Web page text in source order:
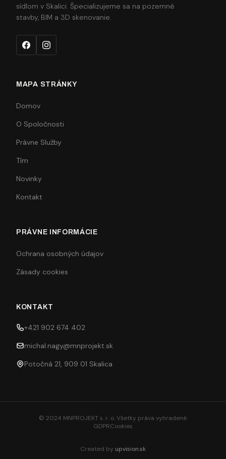
sídlom v Skalici. Špecializujeme sa na pozemné
stavby, BIM a 3D skenovanie.
MAPA STRÁNKY
Domov
O Spoločnosti
Právne Služby
Tím
Novinky
Kontakt
PRÁVNE INFORMÁCIE
Ochrana osobných údajov
Zásady cookies
KONTAKT
+421 902 674 402
michal.nagy@mnprojekt.sk
Potočná 21, 909 01 Skalica
© 2024 MNPROJEKT s. r. o. Všetky práva vyhradené.
GDPRCookies
Created by upvision.sk